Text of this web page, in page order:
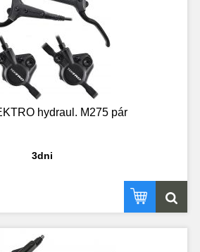
hydraul. M275 pár
3dni